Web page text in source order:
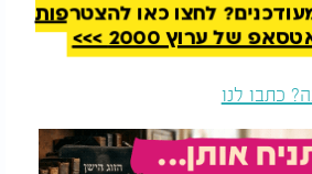
לחצו כאן להצטרפות
של ערוץ 2000 >>>
כתבו לנו